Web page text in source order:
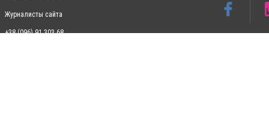
Журналисты сайта
+38 (096) 91 303 68